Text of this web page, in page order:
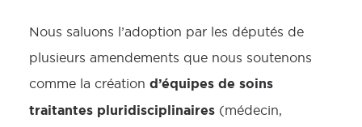
Nous saluons l’adoption par les députés de
plusieurs amendements que nous soutenons
comme la création d’équipes de soins
traitantes pluridisciplinaires (médecin,